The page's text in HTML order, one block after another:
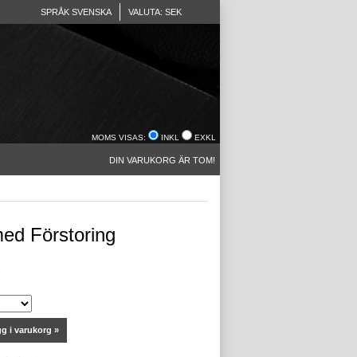
SPRÅK SVENSKA VALUTA: SEK
MOMS VISAS: INKL EXKL
DIN VARUKORG ÄR TOM!
Förstoring
i varukorg »